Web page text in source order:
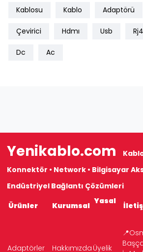
Kablosu Kablo Adaptörü
Çevirici Hdmı Usb
Dc Ac
Yenikablo.com
Konnektör • Network • Bilgisayar
Endüstriyel Bağlantı Çözümleri
Ürünler
Kurumsal Yasal
Adaptörler Hakkımızda Üyelik